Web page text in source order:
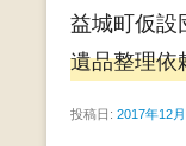
あり
郡益
益城町仮設
遺品整理依
投稿日: 2017年12